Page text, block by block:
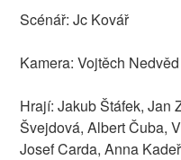
Scénář: Jc Kovář
Kamera: Vojtěch Nedvěd
Hrají: Jakub Štáfek, Jan
Švejdová, Albert Čuba,
Josef Carda, Anna